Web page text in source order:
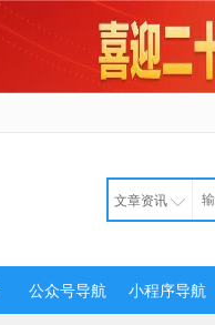
文章资讯
公众号导航 小程序导航